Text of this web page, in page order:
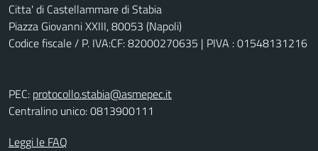
Citta' di Castellammare di Stabia
Piazza Giovanni XXIII, 80053 (Napoli)
Codice fiscale / P. IVA:CF: 82000270635 | PIVA : 01548131216
PEC: protocollo.stabia@asmepec.it
Centralino unico: 0813900111
Leggi le FAQ